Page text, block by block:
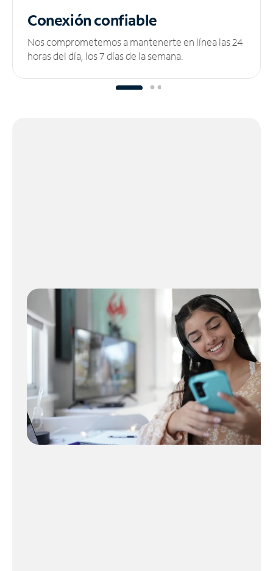
Conexión confiable
Nos comprometemos a mantenerte en línea las 24
horas del día, los 7 días de la semana.